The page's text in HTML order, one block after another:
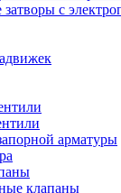
с
арматуры
клапаны